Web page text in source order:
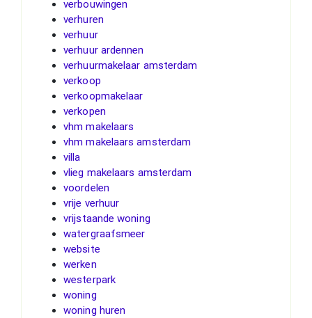
verbouwingen
verhuren
verhuur
verhuur ardennen
verhuurmakelaar amsterdam
verkoop
verkoopmakelaar
verkopen
vhm makelaars
vhm makelaars amsterdam
villa
vlieg makelaars amsterdam
voordelen
vrije verhuur
vrijstaande woning
watergraafsmeer
website
werken
westerpark
woning
woning huren